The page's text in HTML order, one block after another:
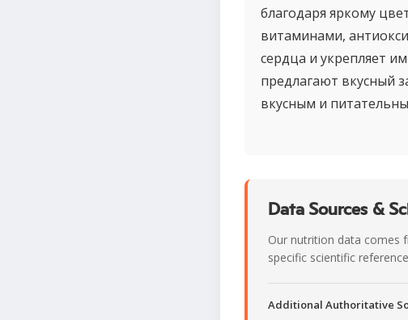
благодаря яркому
витаминами,
сердца и укрепляет
предлагают вкусный
вкусным и
Data Sources &
Our nutrition data comes
specific scientific
Additional Authoritative